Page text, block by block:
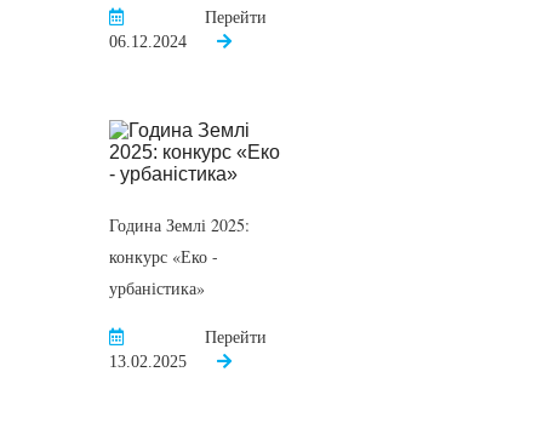
06.12.2024
Перейти
Година Землі 2025:
конкурс «Еко -
урбаністика»
13.02.2025
Перейти